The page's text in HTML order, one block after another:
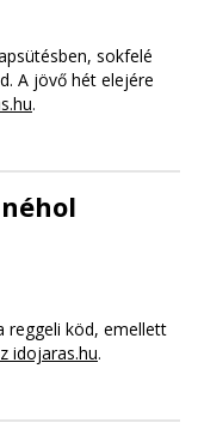
sokfelé
A jövő hét elejére
.
reggeli köd, emellett
idojaras.hu.